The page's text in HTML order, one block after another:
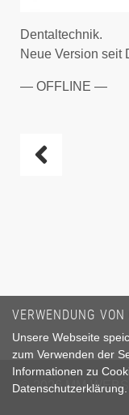
Dentaltechnik.
Neue Version seit
— OFFLINE —
VERWENDUNG VON
Unsere Webseite
zum Verwenden der
Informationen zu
Datenschutzerklärung.
© 2026MM-